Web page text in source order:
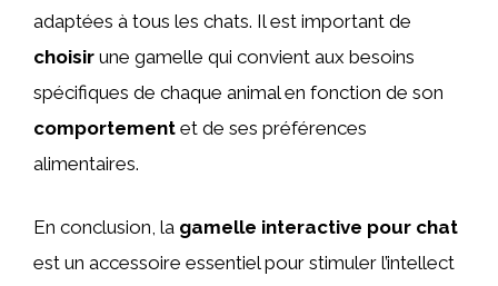
adaptées à tous les chats. Il est important de
choisir une gamelle qui convient aux besoins
spécifiques de chaque animal en fonction de son
comportement et de ses préférences
alimentaires.
En conclusion, la gamelle interactive pour chat
est un accessoire essentiel pour stimuler l’intellect